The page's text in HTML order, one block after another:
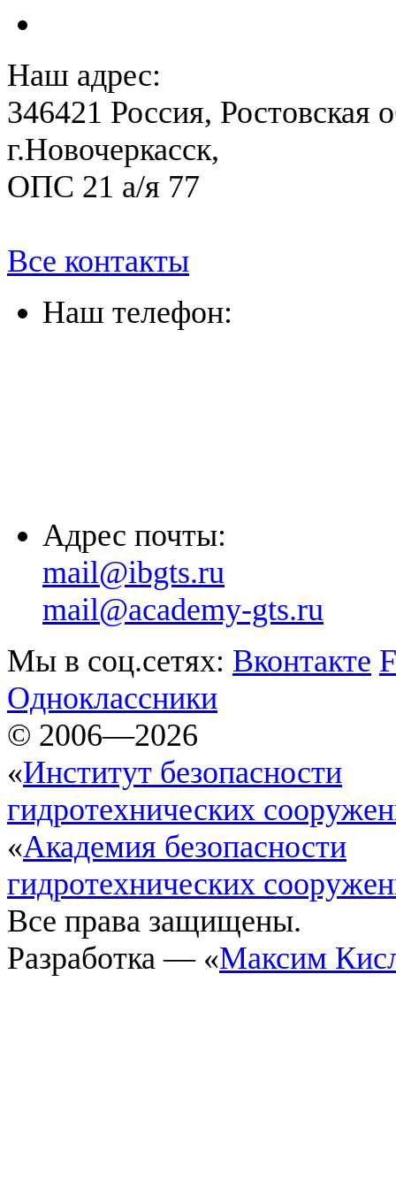
Наш адрес:
346421 Россия, Ростовская
г.Новочеркасск,
ОПС 21 а/я 77
Все контакты
Наш телефон:
Адрес почты:
mail@ibgts.ru
mail@academy-gts.ru
Мы в соц.сетях: Вконтакте
Одноклассники
© 2006—2026
«Институт безопасности
гидротехнических
«Академия безопасности
гидротехнических
Все права защищены.
Разработка — «Максим